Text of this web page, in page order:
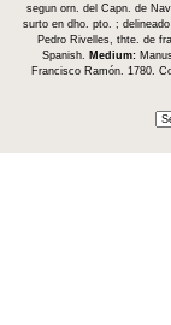
segun orn. del Capn. de
surto en dho. pto. ;
Pedro Rivelles, thte. de
Spanish.
Medium:
Francisco Ramón. 1780.